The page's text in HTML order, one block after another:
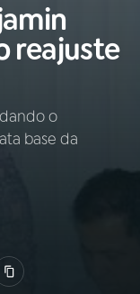
reajuste
o
base da